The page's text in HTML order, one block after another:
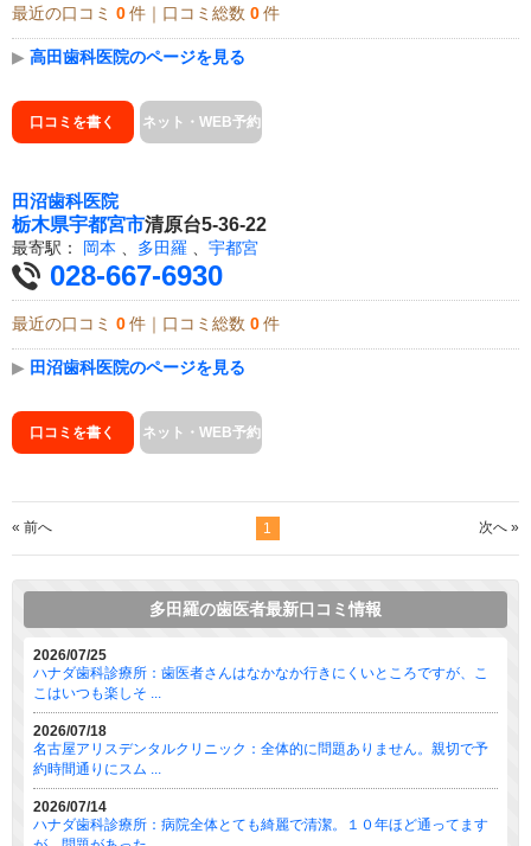
最近の口コミ 0 件｜口コミ総数 0 件
▶ 高田歯科医院のページを見る
口コミを書く ネット・WEB予約
田沼歯科医院
栃木県宇都宮市清原台5-36-22
最寄駅： 岡本 多田羅 宇都宮
028-667-6930
最近の口コミ 0 件｜口コミ総数 0 件
▶ 田沼歯科医院のページを見る
口コミを書く ネット・WEB予約
« 前へ 1 次へ »
多田羅の歯医者最新口コミ情報
2026/07/25
ハナダ歯科診療所：歯医者さんはなかなか行きにくいところですが、こ
こはいつも楽しそ ...
2026/07/18
名古屋アリスデンタルクリニック：全体的に問題ありません。親切で予
約時間通りにスム ...
2026/07/14
ハナダ歯科診療所：病院全体とても綺麗で清潔。１０年ほど通ってます